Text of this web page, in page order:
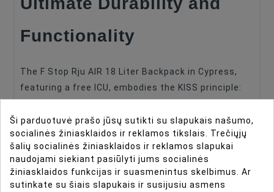
Functionality
The F Stop Rju AIR 18 Liter Backpack in Cypress,
featuring a free ICU, embodies the KISS principle:
materials like DuraDiamond HT Nylon and
waterproof TPU, the Rju AIR combines advanced
construction techniques with over 2000 hours of
ethnographic research, making it an ideal stealthy
backpack for any environment.
Ši parduotuvė prašo jūsų sutikti su slapukais našumo,
socialinės žiniasklaidos ir reklamos tikslais. Trečiųjų
šalių socialinės žiniasklaidos ir reklamos slapukai
naudojami siekiant pasiūlyti jums socialinės
žiniasklaidos funkcijas ir suasmenintus skelbimus. Ar
sutinkate su šiais slapukais ir susijusiu asmens